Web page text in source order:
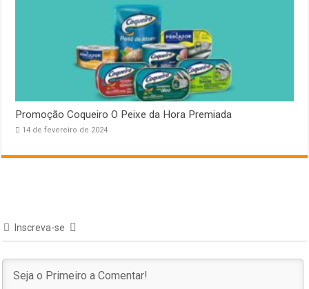
Promoção Coqueiro O Peixe da Hora Premiada
14 de fevereiro de 2024
Inscreva-se